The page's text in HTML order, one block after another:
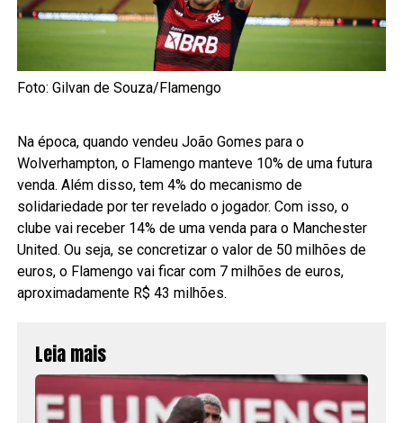
Foto: Gilvan de Souza/Flamengo
Na época, quando vendeu João Gomes para o
Wolverhampton, o Flamengo manteve 10% de uma futura
venda. Além disso, tem 4% do mecanismo de
solidariedade por ter revelado o jogador. Com isso, o
clube vai receber 14% de uma venda para o Manchester
United. Ou seja, se concretizar o valor de 50 milhões de
euros, o Flamengo vai ficar com 7 milhões de euros,
aproximadamente R$ 43 milhões.
Leia mais